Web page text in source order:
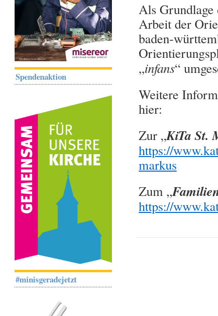
Als Grundlage
Arbeit der
baden-
„infans“
Weitere
hier:
Zur „KiTa St.
https://
markus
Zum „
https://
Spendenaktion
#minisgeradejetzt